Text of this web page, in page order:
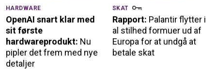
HARDWARE
OpenAI snart klar med
sit første
hardwareprodukt: Nu
pipler det frem med nye
detaljer
SKAT
Rapport: Palantir flytter i
al stilhed formuer ud af
Europa for at undgå at
betale skat